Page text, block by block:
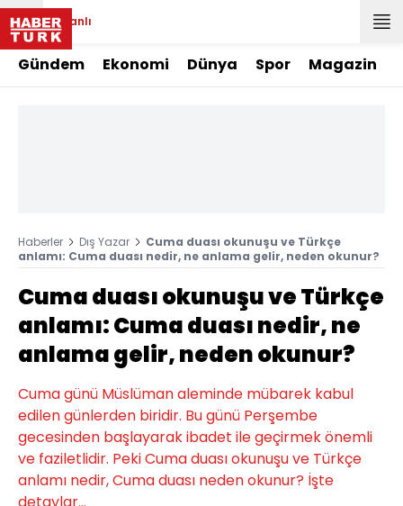
Canlı
Gündem Ekonomi Dünya Spor Magazin
Haberler Dış Yazar
Cuma duası okunuşu ve Türkçe
anlamı: Cuma duası nedir, ne anlama gelir, neden okunur?
Cuma duası okunuşu ve Türkçe
anlamı: Cuma duası nedir, ne
anlama gelir, neden okunur?
Cuma günü Müslüman aleminde mübarek kabul
edilen günlerden biridir. Bu günü Perşembe
gecesinden başlayarak ibadet ile geçirmek önemli
ve faziletlidir. Peki Cuma duası okunuşu ve Türkçe
anlamı nedir, Cuma duası neden okunur? İşte